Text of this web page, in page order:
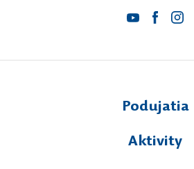
Podujatia
Aktivity